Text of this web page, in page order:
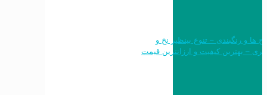
طرح ها و رنگبندی – تنوع بینظیر نخ و